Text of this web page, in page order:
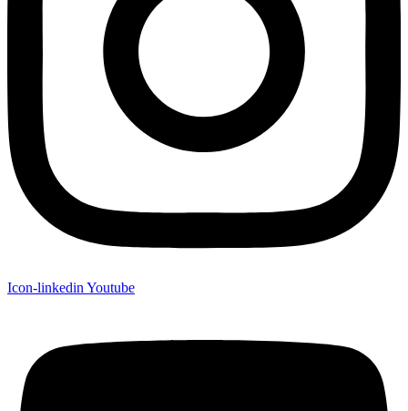
Icon-linkedin Youtube